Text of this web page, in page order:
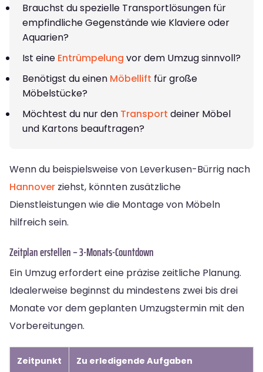
Brauchst du spezielle Transportlösungen für
empfindliche Gegenstände wie Klaviere oder
Aquarien?
Ist eine Entrümpelung vor dem Umzug sinnvoll?
Benötigst du einen Möbellift für große
Möbelstücke?
Möchtest du nur den Transport deiner Möbel
und Kartons beauftragen?
Wenn du beispielsweise von Leverkusen-Bürrig nach
Hannover ziehst, könnten zusätzliche
Dienstleistungen wie die Montage von Möbeln
hilfreich sein.
Zeitplan erstellen – 3-Monats-Countdown
Ein Umzug erfordert eine präzise zeitliche Planung.
Idealerweise beginnst du mindestens zwei bis drei
Monate vor dem geplanten Umzugstermin mit den
Vorbereitungen.
Zeitpunkt Zu erledigende Aufgaben